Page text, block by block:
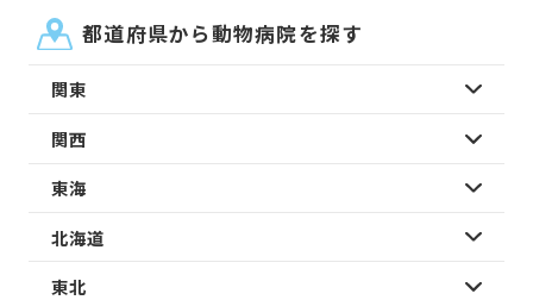
都道府県から動物病院を探す
関東
関西
東海
北海道
東北